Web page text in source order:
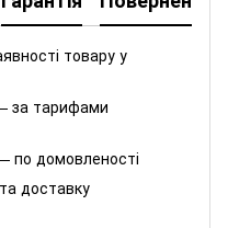
товару у
за тарифами
по домовленості
доставку